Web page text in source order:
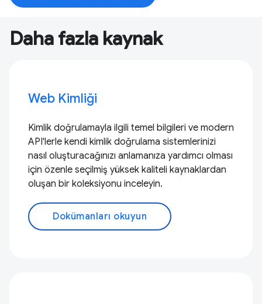
Daha fazla kaynak
Web Kimliği
Kimlik doğrulamayla ilgili temel bilgileri ve modern
API'lerle kendi kimlik doğrulama sistemlerinizi
nasıl oluşturacağınızı anlamanıza yardımcı olması
için özenle seçilmiş yüksek kaliteli kaynaklardan
oluşan bir koleksiyonu inceleyin.
Dokümanları okuyun